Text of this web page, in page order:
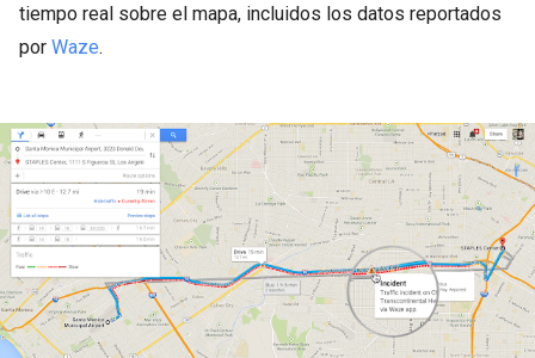
tiempo real sobre el mapa, incluidos los datos reportados
por Waze.